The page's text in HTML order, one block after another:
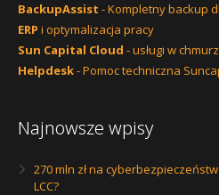
BackupAssist - Kompletny backup
ERP i optymalizacja pracy
Sun Capital Cloud - usługi w
Helpdesk- Pomoc techniczna
Najnowsze wpisy
270 mln zł na
LCC?